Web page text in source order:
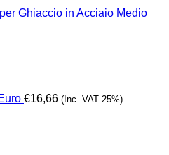
Ghiaccio in Acciaio Medio
€16,66 (Inc. VAT 25%)